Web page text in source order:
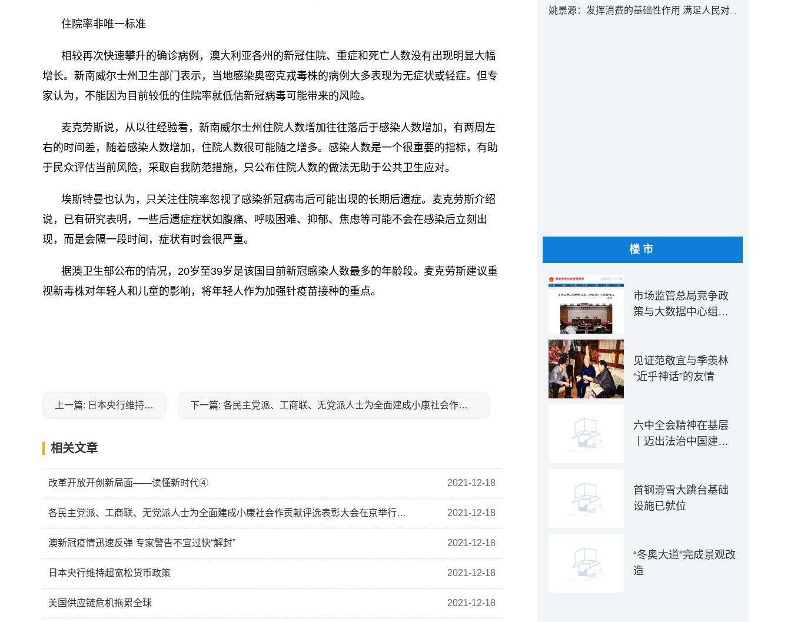
住院率非唯一标准
相较再次快速攀升的确诊病例，澳大利亚各州的新冠住院、重症和死亡人数没有出现明显大幅
增长。新南威尔士州卫生部门表示，当地感染奥密克戎毒株的病例大多表现为无症状或轻症。但专
家认为，不能因为目前较低的住院率就低估新冠病毒可能带来的风险。
麦克劳斯说，从以往经验看，新南威尔士州住院人数增加往往落后于感染人数增加，有两周左
右的时间差，随着感染人数增加，住院人数很可能随之增多。感染人数是一个很重要的指标，有助
于民众评估当前风险，采取自我防范措施，只公布住院人数的做法无助于公共卫生应对。
埃斯特曼也认为，只关注住院率忽视了感染新冠病毒后可能出现的长期后遗症。麦克劳斯介绍
说，已有研究表明，一些后遗症症状如腹痛、呼吸困难、抑郁、焦虑等可能不会在感染后立刻出
现，而是会隔一段时间，症状有时会很严重。
据澳卫生部公布的情况，20岁至39岁是该国目前新冠感染人数最多的年龄段。麦克劳斯建议重
视新毒株对年轻人和儿童的影响，将年轻人作为加强针疫苗接种的重点。
上一篇: 日本央行维持超宽松货币政策 下一篇: 各民主党派、工商联、无党派人士为全面建成小康社会作贡献评选表彰大会在京举行 汪洋出席并讲话
相关文章
改革开放开创新局面——读懂新时代④ 2021-12-18
各民主党派、工商联、无党派人士为全面建成小康社会作贡献评选表彰大会在京举行 汪洋出席并讲话 2021-12-18
澳新冠疫情迅速反弹 专家警告不宜过快“解封” 2021-12-18
日本央行维持超宽松货币政策 2021-12-18
美国供应链危机拖累全球 2021-12-18
姚景源：发挥消费的基础性作用 满足人民对美好生活向往
楼市
市场监管总局竞争政
策与大数据中心组建
见证范敬宜与季羡林
“近乎神话”的友情
六中全会精神在基层
丨迈出法治中国建设
推动全面依法治国新
实践
首钢滑雪大跳台基础
设施已就位
“冬奥大道”完成景观改
造